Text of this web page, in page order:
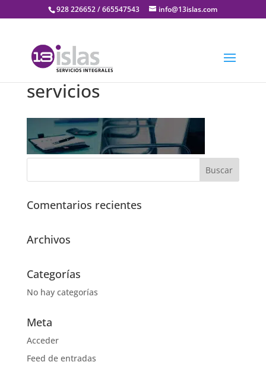
928 226652 / 665547543 info@13islas.com
servicios
Comentarios recientes
Archivos
Categorías
No hay categorías
Meta
Acceder
Feed de entradas